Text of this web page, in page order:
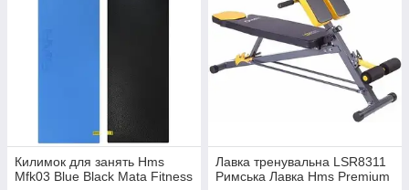
Килимок для занять Hms
Mfk03 Blue Black Mata Fitness
Лавка тренувальна LSR8311
Римська Лавка Hms Premium